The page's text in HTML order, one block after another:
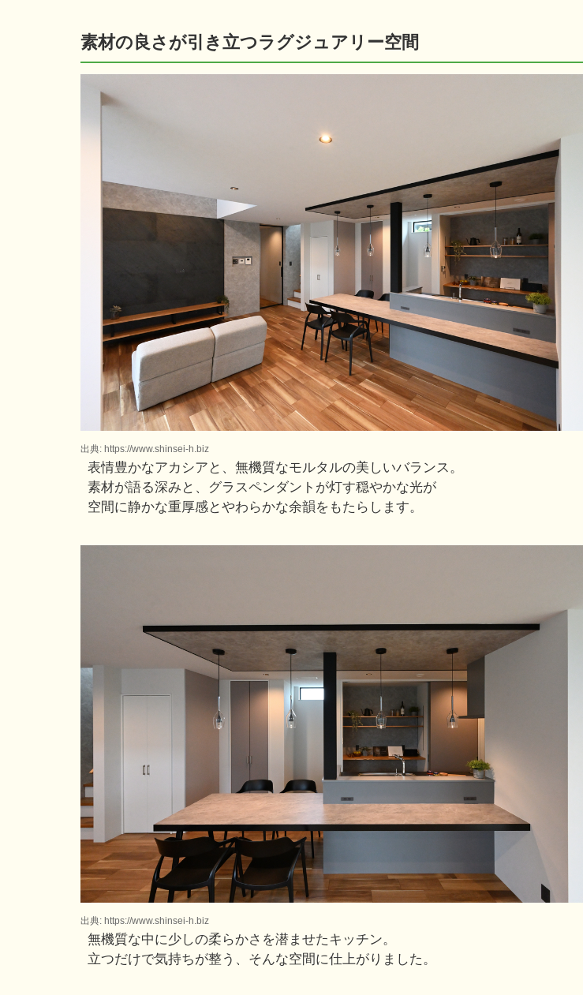
素材の良さが引き立つラグジュアリー空間
出典: https://www.shinsei-h.biz
表情豊かなアカシアと、無機質なモルタルの美しいバランス。
素材が語る深みと、グラスペンダントが灯す穏やかな光が
空間に静かな重厚感とやわらかな余韻をもたらします。
出典: https://www.shinsei-h.biz
無機質な中に少しの柔らかさを潜ませたキッチン。
立つだけで気持ちが整う、そんな空間に仕上がりました。